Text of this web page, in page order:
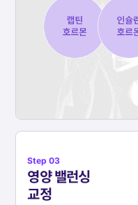
Step 03
영양 밸런싱
교정